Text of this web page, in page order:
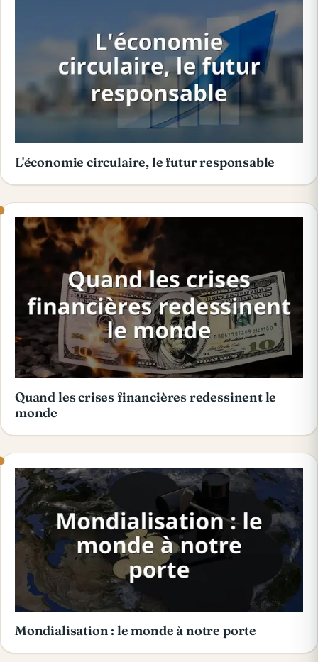
L'économie circulaire, le futur responsable
Quand les crises financières redessinent le
monde
Mondialisation : le monde à notre porte